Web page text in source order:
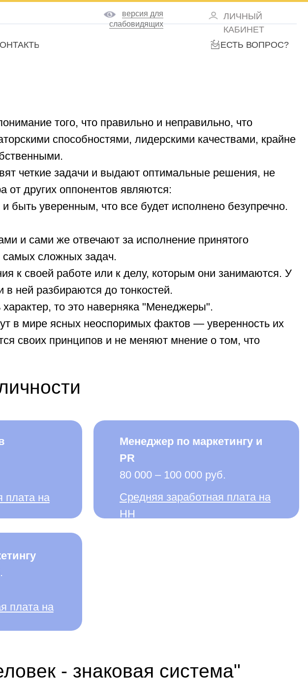
версия для
ЕСТЬ ВОПРОС?
ЛИЧНЫЙ
КАБИНЕТ
лидерскими качествами, крайне
задачи и выдают оптимальные решения, не
оппонентов являются:
что все будет исполнено безупречно.
же отвечают за исполнение принятого
задач.
работе или к делу, которым они занимаются. У
до тонкостей.
то это наверняка "Менеджеры".
неоспоримых фактов — уверенность их
принципов и не меняют мнение о том, что
Менеджер по маркетингу и
80 000 – 100 000 руб.
Средняя заработная плата на
труд, с помощью которого происходит
сигналы), знаки, формулы, схемы, числовые
- знаковая система"